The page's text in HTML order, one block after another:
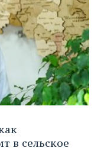
в сельское